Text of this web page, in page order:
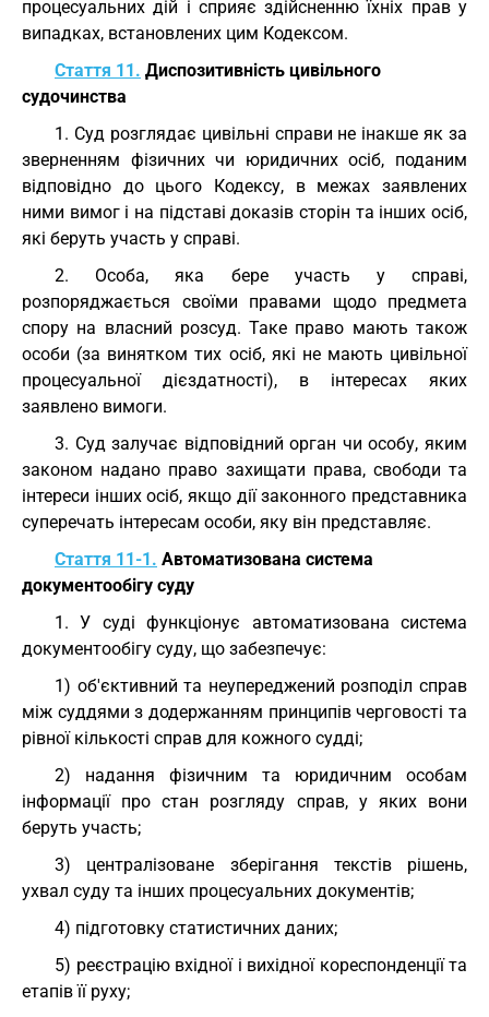
процесуальних дій і сприяє здійсненню їхніх прав у
випадках, встановлених цим Кодексом.
Стаття 11. Диспозитивність цивільного
судочинства
1. Суд розглядає цивільні справи не інакше як за
зверненням фізичних чи юридичних осіб, поданим
відповідно до цього Кодексу, в межах заявлених
ними вимог і на підставі доказів сторін та інших осіб,
які беруть участь у справі.
2. Особа, яка бере участь у справі,
розпоряджається своїми правами щодо предмета
спору на власний розсуд. Таке право мають також
особи (за винятком тих осіб, які не мають цивільної
процесуальної дієздатності), в інтересах яких
заявлено вимоги.
3. Суд залучає відповідний орган чи особу, яким
законом надано право захищати права, свободи та
інтереси інших осіб, якщо дії законного представника
суперечать інтересам особи, яку він представляє.
Стаття 11-1. Автоматизована система
документообігу суду
1. У суді функціонує автоматизована система
документообігу суду, що забезпечує:
1) об'єктивний та неупереджений розподіл справ
між суддями з додержанням принципів черговості та
рівної кількості справ для кожного судді;
2) надання фізичним та юридичним особам
інформації про стан розгляду справ, у яких вони
беруть участь;
3) централізоване зберігання текстів рішень,
ухвал суду та інших процесуальних документів;
4) підготовку статистичних даних;
5) реєстрацію вхідної і вихідної кореспонденції та
етапів її руху;